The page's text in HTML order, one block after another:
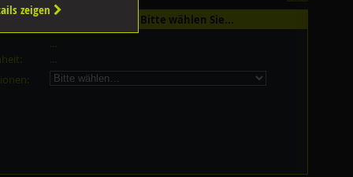
in 14 Grössen erhältlich - Bitte wählen Sie...
...
...
zeigen